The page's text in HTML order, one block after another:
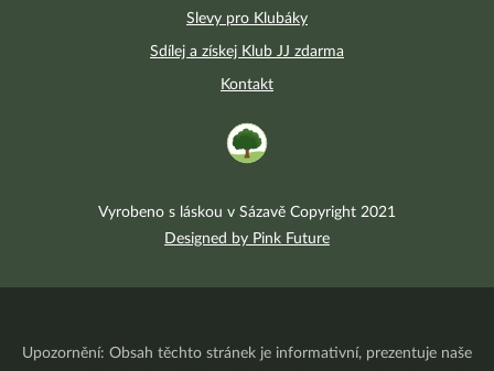
Slevy pro Klubáky
Sdílej a získej Klub JJ zdarma
Kontakt
Vyrobeno s láskou v Sázavě Copyright 2021
Designed by Pink Future
Upozornění: Obsah těchto stránek je informativní, prezentuje naše